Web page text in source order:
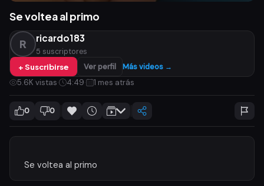
Se voltea al primo
R ricardo183
5 suscriptores
+ Suscribirse Ver perfil Más videos →
5.6K vistas· 4:49· 1 mes atrás
0 0